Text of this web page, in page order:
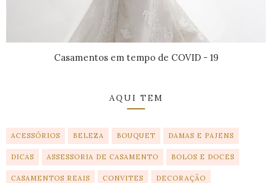
Casamentos em tempo de COVID - 19
AQUI TEM
ACESSÓRIOS BELEZA BOUQUET DAMAS E PAJENS
DICAS ASSESSORIA DE CASAMENTO BOLOS E DOCES
CASAMENTOS REAIS CONVITES DECORAÇÃO